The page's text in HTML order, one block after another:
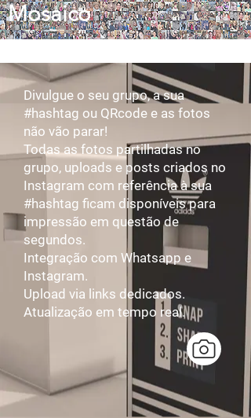
Mosaico
Divulgue o seu grupo, a sua
#hashtag ou QRcode e as fotos
não vão parar!
Todas as fotos partilhadas no
grupo, uploads e posts criados no
Instagram com referência à sua
#hashtag ficam disponíveis para
impressão em questão de
segundos.
Integração com Whatsapp e
Instagram.
Upload via links dedicados.
Atualização em tempo real.